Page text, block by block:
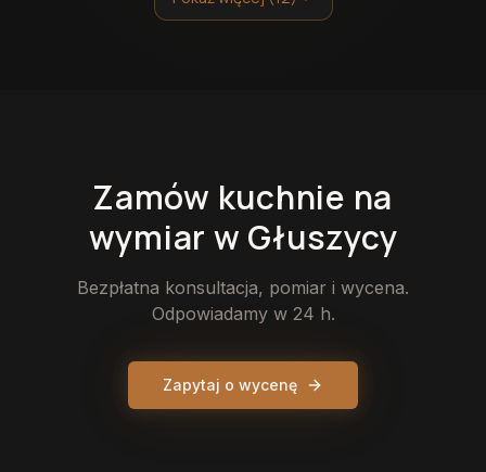
Zamów kuchnie na
wymiar w Głuszycy
Bezpłatna konsultacja, pomiar i wycena.
Odpowiadamy w 24 h.
Zapytaj o wycenę